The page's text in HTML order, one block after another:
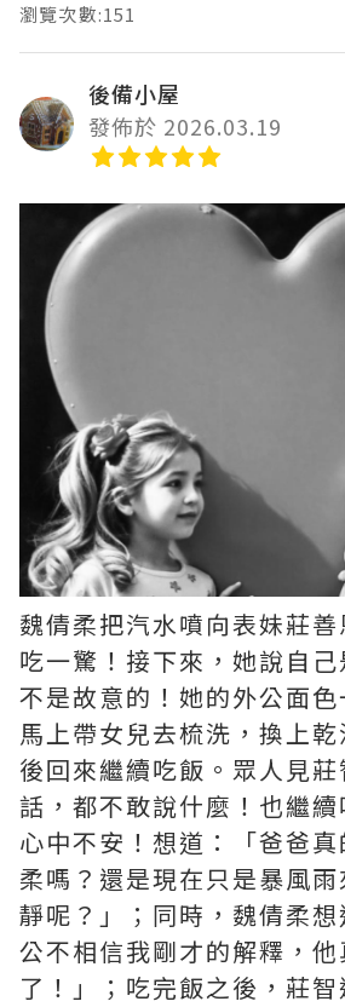
瀏覽次數:151
後備小屋
發佈於 2026.03.19
魏倩柔把汽水噴向表妹莊
吃一驚！接下來，她說自己
不是故意的！她的外公面
馬上帶女兒去梳洗，換上
後回來繼續吃飯。眾人見
話，都不敢說什麼！也繼
心中不安！想道：「爸爸
柔嗎？還是現在只是暴風
靜呢？」；同時，魏倩柔
公不相信我剛才的解釋，
了！」；吃完飯之後，莊